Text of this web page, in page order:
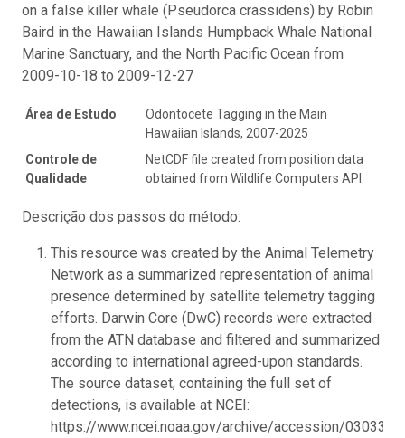
on a false killer whale (Pseudorca crassidens) by Robin
Baird in the Hawaiian Islands Humpback Whale National
Marine Sanctuary, and the North Pacific Ocean from
2009-10-18 to 2009-12-27
Área de Estudo
Odontocete Tagging in the Main
Hawaiian Islands, 2007-2025
Controle de
Qualidade
NetCDF file created from position data
obtained from Wildlife Computers API.
Descrição dos passos do método:
This resource was created by the Animal Telemetry
Network as a summarized representation of animal
presence determined by satellite telemetry tagging
efforts. Darwin Core (DwC) records were extracted
from the ATN database and filtered and summarized
according to international agreed-upon standards.
The source dataset, containing the full set of
detections, is available at NCEI:
https://www.ncei.noaa.gov/archive/accession/0303302.